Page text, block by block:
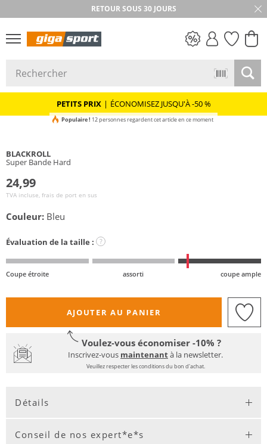
RETOUR SOUS 30 JOURS
PETITS PRIX | ÉCONOMISEZ JUSQU'À -50 %
Populaire ! 12 personnes regardent cet article en ce moment
BLACKROLL
Super Bande Hard
24,99
TVA incluse, frais de port en sus
Couleur: Bleu
Évaluation de la taille : ?
Coupe étroite assorti coupe ample
AJOUTER AU PANIER
Voulez-vous économiser -10% ?
Inscrivez-vous maintenantà la newsletter.
Veuillez respecter les conditions du bon d'achat.
Détails
Conseil de nos expert*e*s